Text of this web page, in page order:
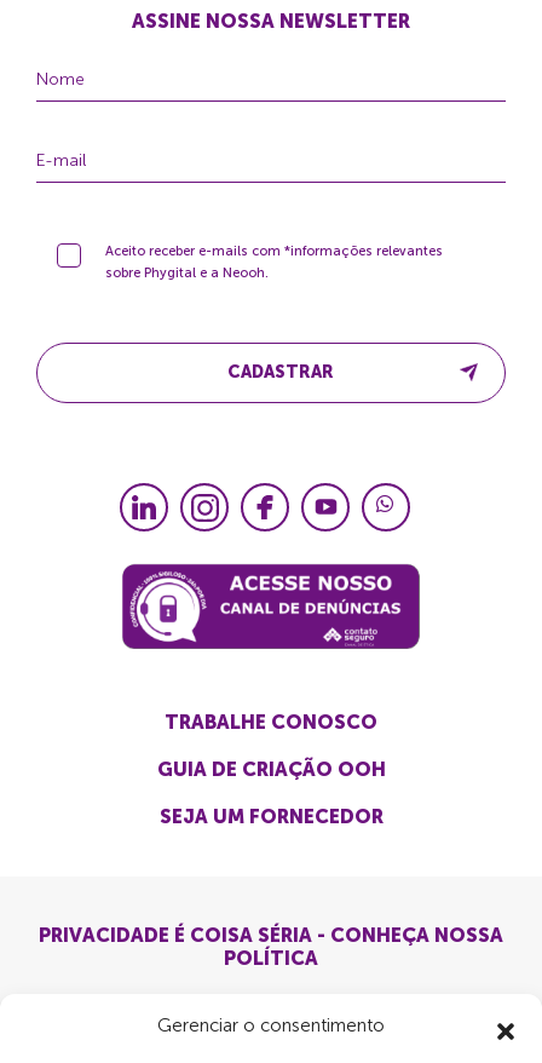
Gerenciar o consentimento
ASSINE NOSSA NEWSLETTER
Aceito receber e-mails com *informações relevantes
sobre Phygital e a Neooh.
CADASTRAR
TRABALHE CONOSCO
GUIA DE CRIAÇÃO OOH
SEJA UM FORNECEDOR
PRIVACIDADE É COISA SÉRIA - CONHEÇA NOSSA
POLÍTICA